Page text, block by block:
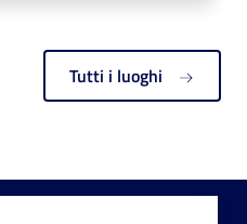
Tutti i luoghi